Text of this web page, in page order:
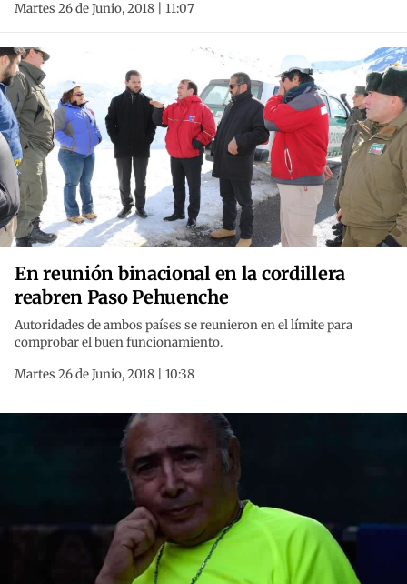
Martes 26 de Junio, 2018 | 11:07
En reunión binacional en la cordillera
reabren Paso Pehuenche
Autoridades de ambos países se reunieron en el límite para
comprobar el buen funcionamiento.
Martes 26 de Junio, 2018 | 10:38